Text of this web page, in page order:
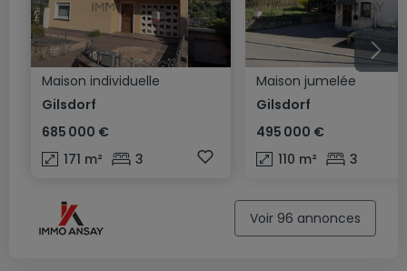
Maison individuelle
Gilsdorf
685 000 €
171 m² 3
Maison jumelée
Gilsdorf
495 000 €
110 m² 3
Voir 96 annonces